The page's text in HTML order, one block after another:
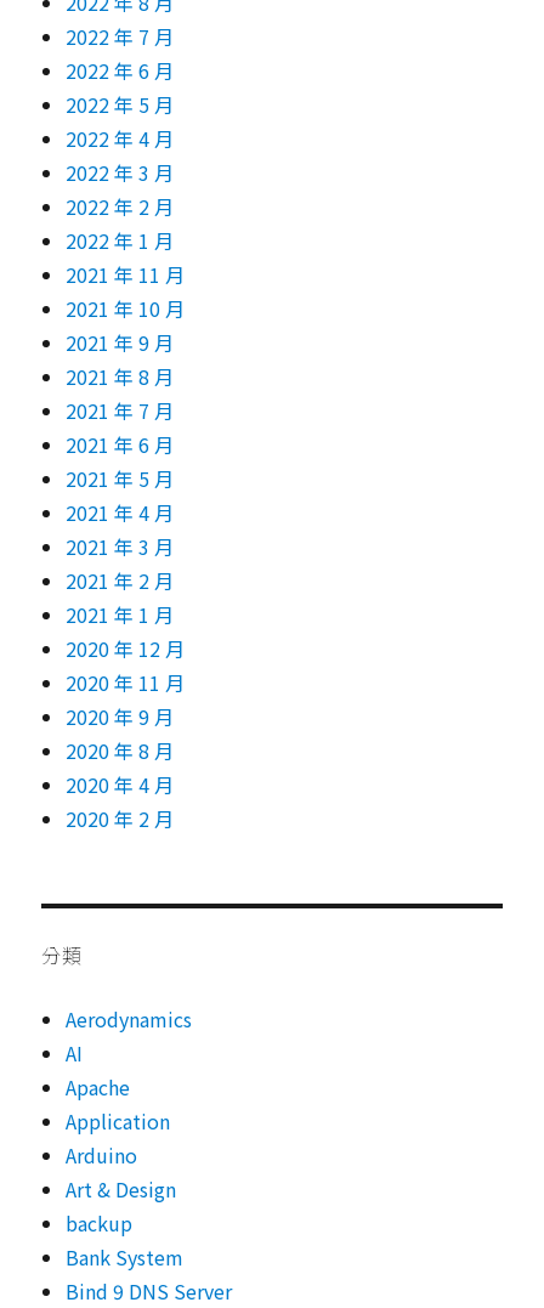
2022 年 7 月
2022 年 6 月
2022 年 5 月
2022 年 4 月
2022 年 3 月
2022 年 2 月
2022 年 1 月
2021 年 11 月
2021 年 10 月
2021 年 9 月
2021 年 8 月
2021 年 7 月
2021 年 6 月
2021 年 5 月
2021 年 4 月
2021 年 3 月
2021 年 2 月
2021 年 1 月
2020 年 12 月
2020 年 11 月
2020 年 9 月
2020 年 8 月
2020 年 4 月
2020 年 2 月
分類
Aerodynamics
AI
Apache
Application
Arduino
Art & Design
backup
Bank System
Bind 9 DNS Server